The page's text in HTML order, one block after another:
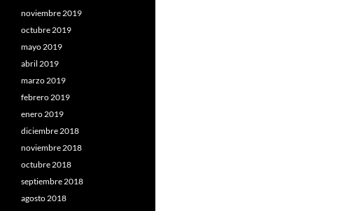
noviembre 2019
octubre 2019
mayo 2019
abril 2019
marzo 2019
febrero 2019
enero 2019
diciembre 2018
noviembre 2018
octubre 2018
septiembre 2018
agosto 2018